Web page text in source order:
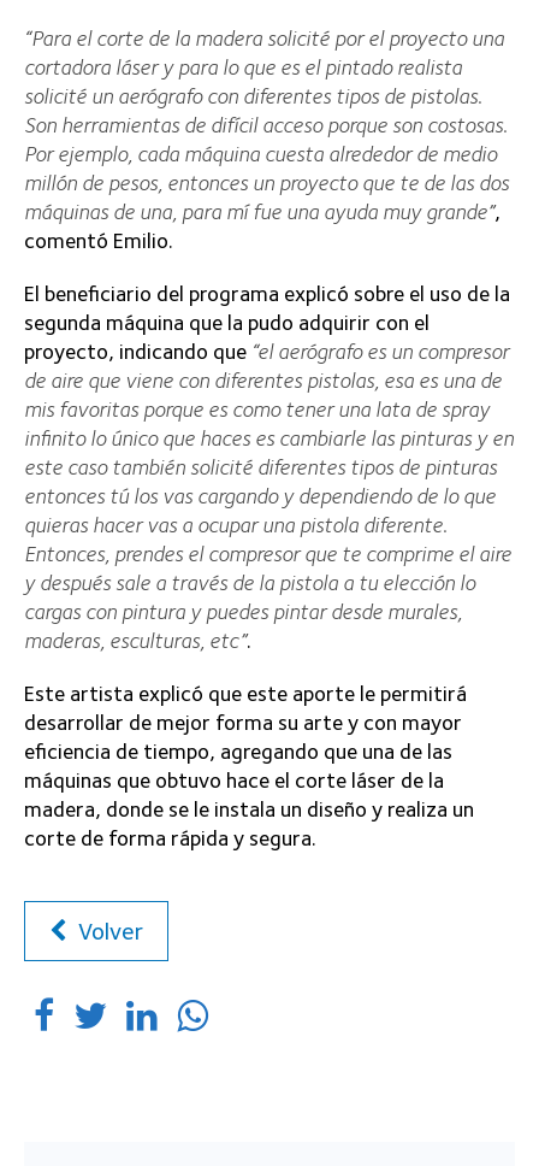
“Para el corte de la madera solicité por el proyecto una
cortadora láser y para lo que es el pintado realista
solicité un aerógrafo con diferentes tipos de pistolas.
Son herramientas de difícil acceso porque son costosas.
Por ejemplo, cada máquina cuesta alrededor de medio
millón de pesos, entonces un proyecto que te de las dos
máquinas de una, para mí fue una ayuda muy grande”,
comentó Emilio.
El beneficiario del programa explicó sobre el uso de la
segunda máquina que la pudo adquirir con el
proyecto, indicando que “el aerógrafo es un compresor
de aire que viene con diferentes pistolas, esa es una de
mis favoritas porque es como tener una lata de spray
infinito lo único que haces es cambiarle las pinturas y en
este caso también solicité diferentes tipos de pinturas
entonces tú los vas cargando y dependiendo de lo que
quieras hacer vas a ocupar una pistola diferente.
Entonces, prendes el compresor que te comprime el aire
y después sale a través de la pistola a tu elección lo
cargas con pintura y puedes pintar desde murales,
maderas, esculturas, etc”.
Este artista explicó que este aporte le permitirá
desarrollar de mejor forma su arte y con mayor
eficiencia de tiempo, agregando que una de las
máquinas que obtuvo hace el corte láser de la
madera, donde se le instala un diseño y realiza un
corte de forma rápida y segura.
Volver